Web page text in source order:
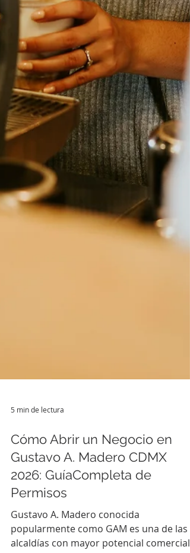
5 min de lectura
Cómo Abrir un Negocio en
Gustavo A. Madero CDMX
Permisos
Gustavo A. Madero conocida